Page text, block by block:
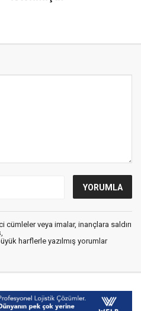
cümleler veya imalar, inançlara saldırı
harflerle yazılmış yorumlar